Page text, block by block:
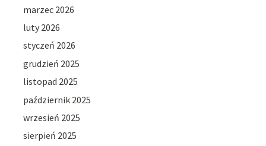
marzec 2026
luty 2026
styczeń 2026
grudzień 2025
listopad 2025
październik 2025
wrzesień 2025
sierpień 2025